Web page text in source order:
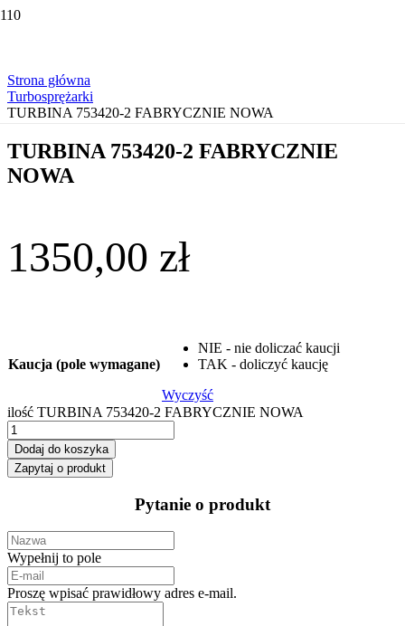
Strona główna
Turbosprężarki
TURBINA 753420-2 FABRYCZNIE NOWA
TURBINA 753420-2 FABRYCZNIE
NOWA
1350,00 zł
Kaucja (pole wymagane)
NIE - nie doliczać kaucji
TAK - doliczyć kaucję
Wyczyść
ilość TURBINA 753420-2 FABRYCZNIE NOWA
Dodaj do koszyka
Zapytaj o produkt
Pytanie o produkt
Wypełnij to pole
Proszę wpisać prawidłowy adres e-mail.